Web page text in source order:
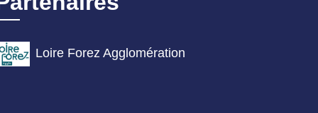
Loire Forez Agglomération